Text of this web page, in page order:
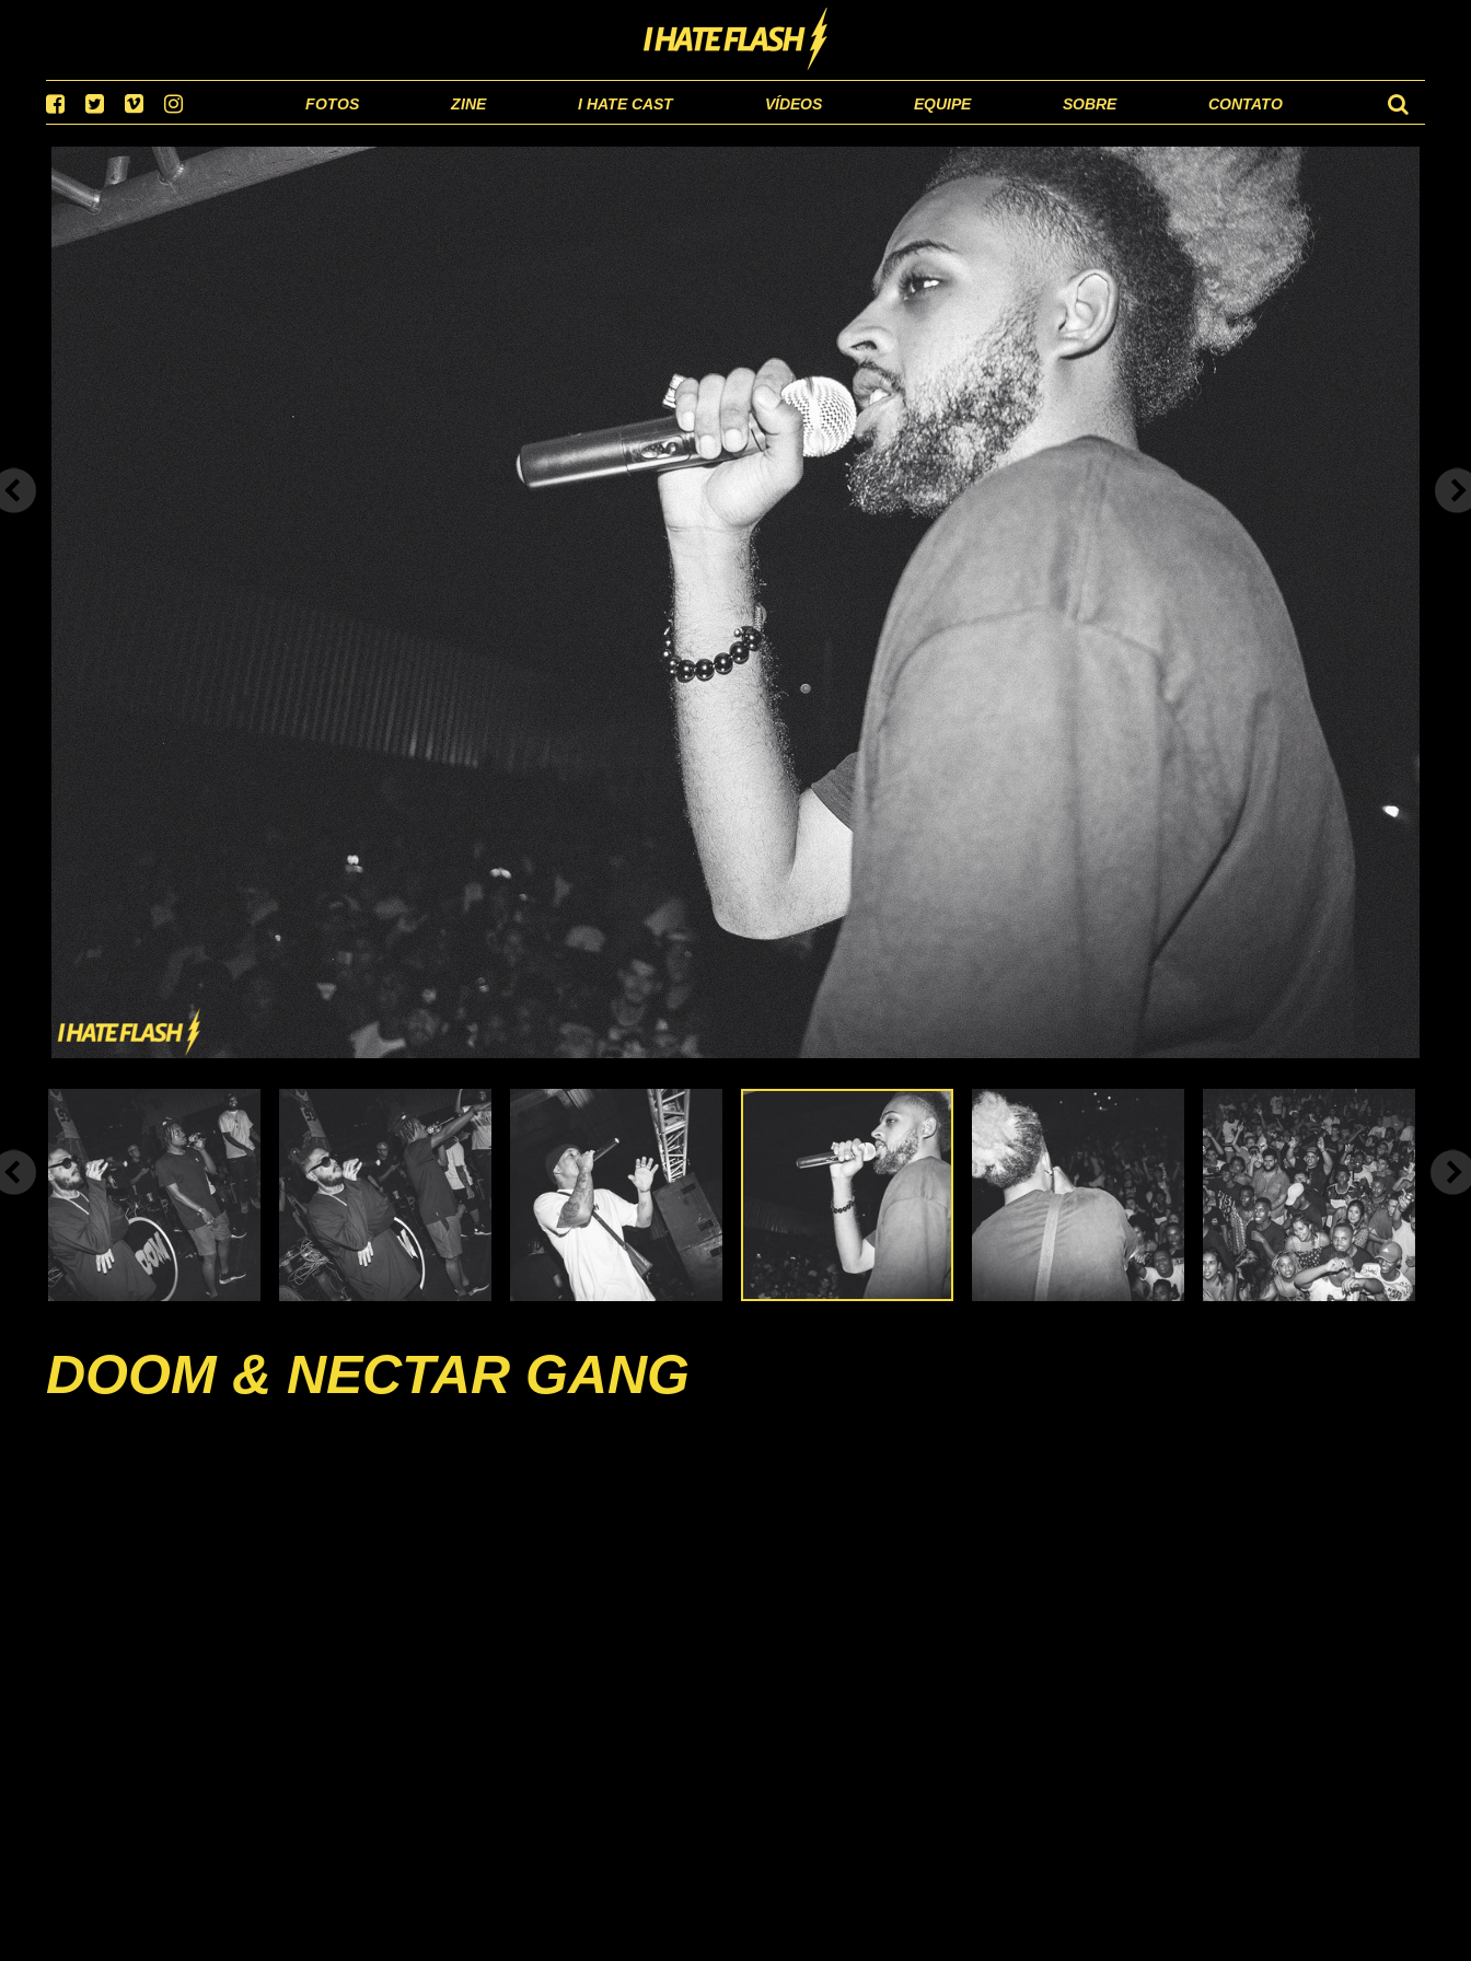
FOTOS ZINE I HATE CAST VÍDEOS EQUIPE SOBRE CONTATO
DOOM & NECTAR GANG